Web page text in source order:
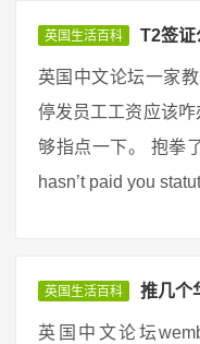
英国生活百科 T2签证
英国中文论坛一家
停发员工工资应该
够指点一下。 抱拳
hasn’t paid you
英国生活百科 推几个
英国中文论坛